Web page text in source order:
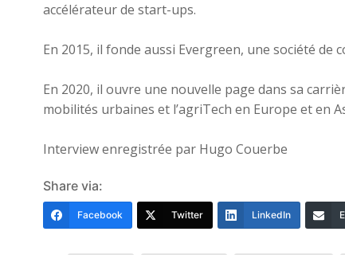
accélérateur de start-ups.
En 2015, il fonde aussi Evergreen, une société
En 2020, il ouvre une nouvelle page dans sa
mobilités urbaines et l’agriTech en Europe et en
Interview enregistrée par Hugo Couerbe
Share via:
Facebook Twitter LinkedIn